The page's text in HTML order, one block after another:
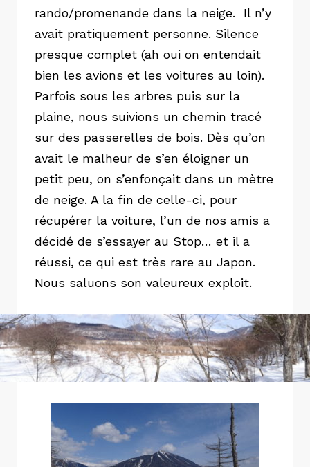
rando/promenande dans la neige. Il n’y
avait pratiquement personne. Silence
presque complet (ah oui on entendait
bien les avions et les voitures au loin).
Parfois sous les arbres puis sur la
plaine, nous suivions un chemin tracé
sur des passerelles de bois. Dès qu’on
avait le malheur de s’en éloigner un
petit peu, on s’enfonçait dans un mètre
de neige. A la fin de celle-ci, pour
récupérer la voiture, l’un de nos amis a
décidé de s’essayer au Stop… et il a
réussi, ce qui est très rare au Japon.
Nous saluons son valeureux exploit.